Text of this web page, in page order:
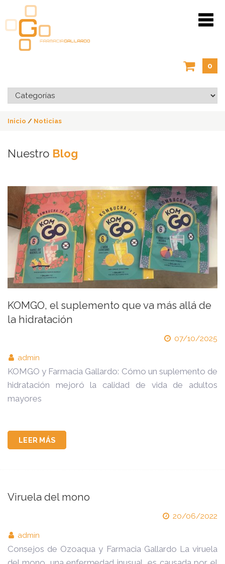
0
Inicio / Noticias
Nuestro Blog
KOMGO, el suplemento que va más allá de
la hidratación
07/10/2025
admin
KOMGO y Farmacia Gallardo: Cómo un suplemento de
hidratación mejoró la calidad de vida de adultos
mayores
LEER MÁS
Viruela del mono
20/06/2022
admin
Consejos de Ozoaqua y Farmacia Gallardo La viruela